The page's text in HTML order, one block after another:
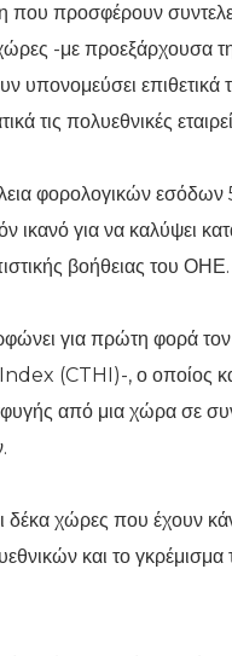
που προσφέρουν
-με προεξάρχουσα
υπονομεύσει
τις πολυεθνικές
φορολογικών
ικανό για να καλύψει
βοήθειας του ΟΗΕ.
για πρώτη φορά
(CTHI)-, ο οποίος
από μια χώρα σε
δέκα χώρες που έχουν
και το